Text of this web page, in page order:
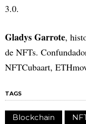
3.0.
Gladys Garrote,
de NFTs.
NFTCubaart,
TAGS
Blockchain